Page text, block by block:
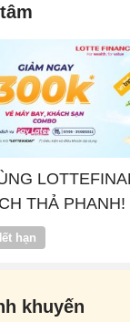
THẢ PHANH!
hạn
khuyến